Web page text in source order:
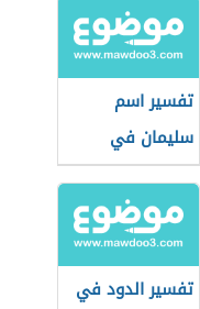
تفسير اسم
سليمان في
المنام
تفسير الدود في